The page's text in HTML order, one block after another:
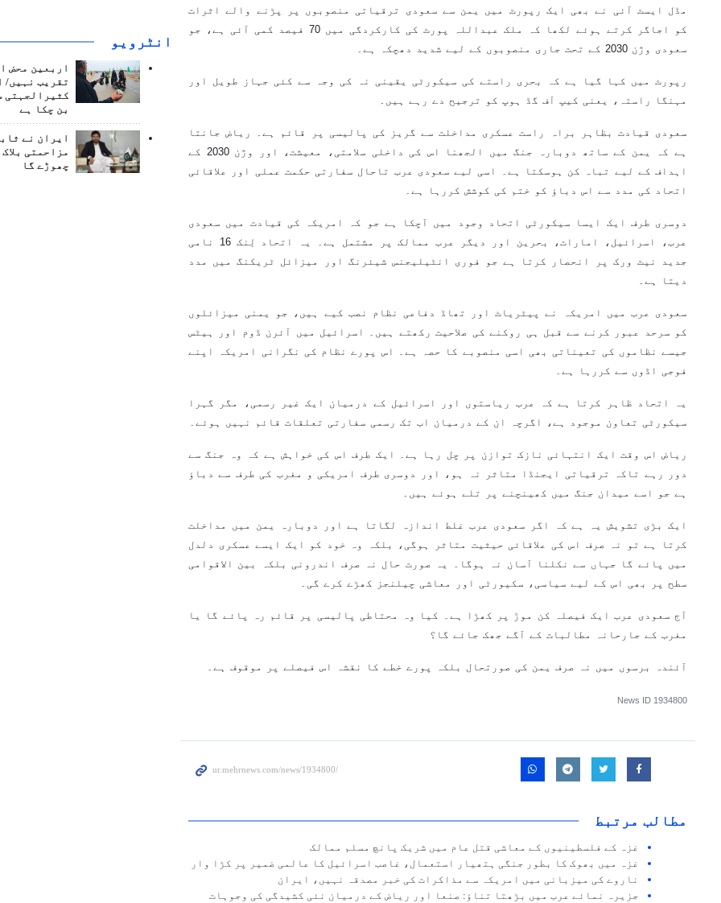
مڈل ایسٹ آئی نے بھی ایک رپورٹ میں یمن سے سعودی ترقیاتی منصوبوں پر پڑنے والے اثرات
کو اجاگر کرتے ہوئے لکھا کہ ملک عبداللہ پورٹ کی کارکردگی میں 70 فیصد کمی آئی ہے، جو
سعودی وژن 2030 کے تحت جاری منصوبوں کے لیے شدید دھچکہ ہے۔
رپورٹ میں کہا گیا ہے کہ بحری راستے کی سیکورٹی یقینی نہ کی وجہ سے کئی جہاز طویل اور
مہنگا راستہ، یعنی کیپ آف گڈ ہوپ کو ترجیح دے رہے ہیں۔
سعودی قیادت بظاہر براہ راست عسکری مداخلت سے گریز کی پالیسی پر قائم ہے۔ ریاض جانتا
ہے کہ یمن کے ساتھ دوبارہ جنگ میں الجھنا اس کی داخلی سلامتی، معیشت، اور وژن 2030 کے
اہداف کے لیے تباہ کن ہوسکتا ہے۔ اسی لیے سعودی عرب تاحال سفارتی حکمت عملی اور علاقائی
اتحاد کی مدد سے اس دباؤ کو ختم کی کوشش کررہا ہے۔
دوسری طرف ایک ایسا سیکورٹی اتحاد وجود میں آچکا ہے جو کہ امریکہ کی قیادت میں سعودی
عرب، اسرائیل، امارات، بحرین اور دیگر عرب ممالک پر مشتمل ہے۔ یہ اتحاد لِنک 16 نامی
جدید نیٹ ورک پر انحصار کرتا ہے جو فوری انٹیلیجنس شیئرنگ اور میزائل ٹریکنگ میں مدد
دیتا ہے۔
سعودی عرب میں امریکہ نے پیٹریاٹ اور تھاڈ دفاعی نظام نصب کیے ہیں، جو یمنی میزائلوں
کو سرحد عبور کرنے سے قبل ہی روکنے کی صلاحیت رکھتے ہیں۔ اسرائیل میں آئرن ڈوم اور ہیٹس
جیسے نظاموں کی تعیناتی بھی اسی منصوبے کا حصہ ہے۔ اس پورے نظام کی نگرانی امریکہ اپنے
فوجی اڈوں سے کررہا ہے۔
یہ اتحاد ظاہر کرتا ہے کہ عرب ریاستوں اور اسرائیل کے درمیان ایک غیر رسمی، مگر گہرا
سیکورٹی تعاون موجود ہے، اگرچہ ان کے درمیان اب تک رسمی سفارتی تعلقات قائم نہیں ہوئے۔
ریاض اس وقت ایک انتہائی نازک توازن پر چل رہا ہے۔ ایک طرف اس کی خواہش ہے کہ وہ جنگ سے
دور رہے تاکہ ترقیاتی ایجنڈا متاثر نہ ہو، اور دوسری طرف امریکی و مغرب کی طرف سے دباؤ
ہے جو اسے میدان جنگ میں کھینچنے پر تلے ہوئے ہیں۔
ایک بڑی تشویش یہ ہے کہ اگر سعودی عرب غلط اندازہ لگاتا ہے اور دوبارہ یمن میں مداخلت
کرتا ہے تو نہ صرف اس کی علاقائی حیثیت متاثر ہوگی، بلکہ وہ خود کو ایک ایسے عسکری دلدل
میں پائے گا جہاں سے نکلنا آسان نہ ہوگا۔ یہ صورت حال نہ صرف اندرونی بلکہ بین الاقوامی
سطح پر بھی اس کے لیے سیاسی، سکیورٹی اور معاشی چیلنجز کھڑے کرے گی۔
آج سعودی عرب ایک فیصلہ کن موڑ پر کھڑا ہے۔ کیا وہ محتاطی پالیسی پر قائم رہ پائے گا یا
مغرب کے جارحانہ مطالبات کے آگے جھک جائے گا؟
آئندہ برسوں میں نہ صرف یمن کی صورتحال بلکہ پورے خطے کا نقشہ اس فیصلے پر موقوف ہے۔
News ID 1934800
مطالب مرتبط
غزہ کے فلسطینیوں کے معاشی قتل عام میں شریک پانچ مسلم ممالک
غزہ میں بھوک کا بطور جنگی ہتھیار استعمال، غاصب اسرائیل کا عالمی ضمیر پر کڑا وار
ناروے کی میزبانی میں امریکہ سے مذاکرات کی خبر مصدقہ نہیں، ایران
جزیرہ نمائے عرب میں بڑھتا تناؤ: صنعا اور ریاض کے درمیان نئی کشیدگی کی وجوہات
انٹرويو
اربعین محض
تقریب نہیں/
کثیرالجہتی
بن چکا ہے
ایران نے
مزاحمتی
چھوڑے گا